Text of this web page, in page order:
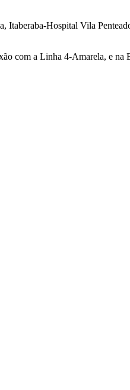
Itaberaba-Hospital Vila
com a Linha 4-Amarela, e na